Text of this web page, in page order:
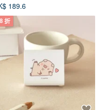
189.6
折